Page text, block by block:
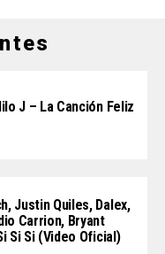
J – La Canción Feliz
Justin Quiles, Dalex,
Carrion, Bryant
Si Si (Video Oficial)